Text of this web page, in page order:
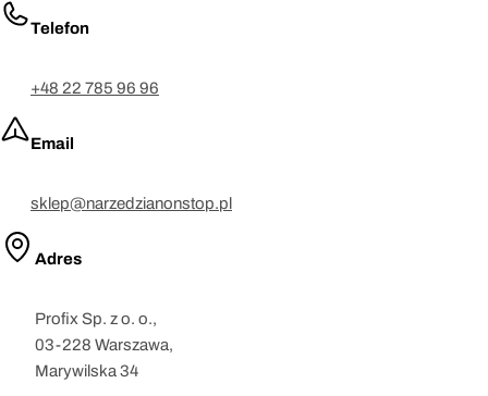
Telefon
+48 22 785 96 96
Email
sklep@narzedzianonstop.pl
Adres
Profix Sp. z o. o.,
03-228 Warszawa,
Marywilska 34